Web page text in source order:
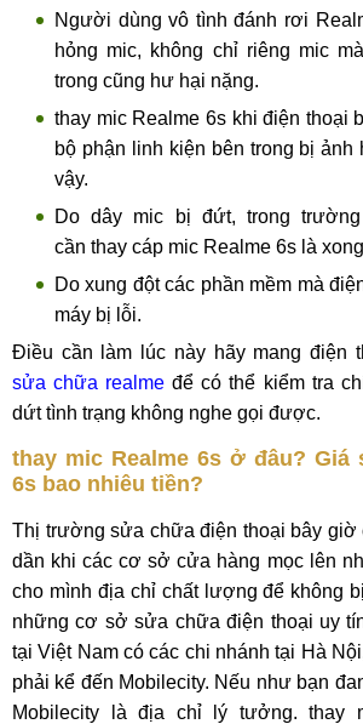
Người dùng vô tình đánh rơi
hỏng mic, không chỉ riêng mic
trong cũng hư hại nặng.
thay mic Realme 6s khi điện thoại
bộ phận linh kiện bên trong bị
vậy.
Do dây mic bị đứt, trong
cần thay cáp mic Realme 6s là
Do xung đột các phần mềm mà
máy bị lỗi.
Điều cần làm lúc này hãy mang điện
sửa chữa realme để có thể kiểm tra
dứt tình trạng không nghe gọi được.
thay mic Realme 6s ở đâu? Giá
6s bao nhiêu tiền?
Thị trường sửa chữa điện thoại bây giờ
dần khi các cơ sở cửa hàng mọc lên
cho mình địa chỉ chất lượng để không
những cơ sở sửa chữa điện thoại uy
tại Việt Nam có các chi nhánh tại Hà
phải kể đến Mobilecity. Nếu như bạn
Mobilecity là địa chỉ lý tưởng. thay